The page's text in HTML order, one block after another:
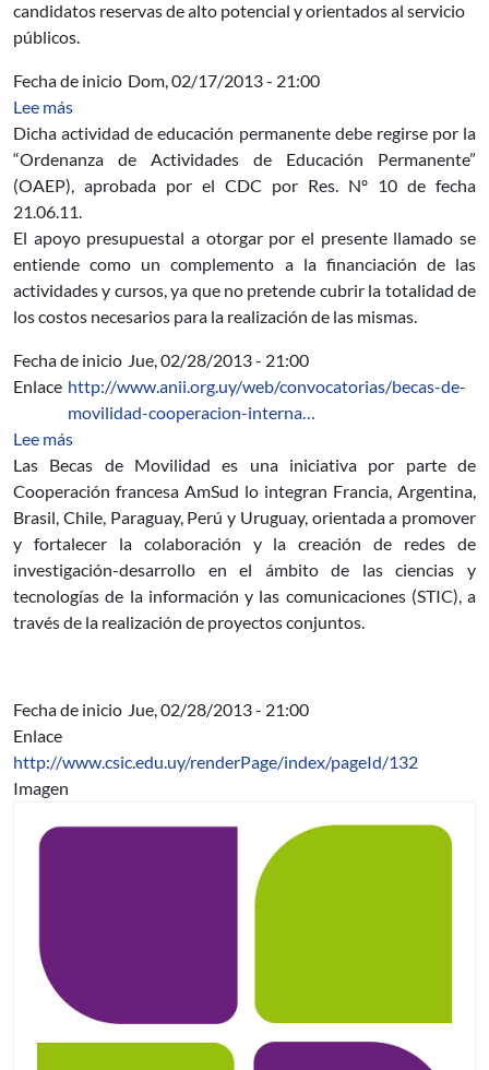
candidatos reservas de alto potencial y orientados al servicio
públicos.
Fecha de inicio Dom, 02/17/2013 - 21:00
Lee mássobre Actividades y cursos preferenciales de
Dicha actividad de educación permanente debe regirse por la
“Ordenanza de Actividades de Educación Permanente”
(OAEP), aprobada por el CDC por Res. Nº 10 de fecha
21.06.11.
El apoyo presupuestal a otorgar por el presente llamado se
entiende como un complemento a la financiación de las
actividades y cursos, ya que no pretende cubrir la totalidad de
los costos necesarios para la realización de las mismas.
Fecha de inicio Jue, 02/28/2013 - 21:00
Enlace http://www.anii.org.uy/web/convocatorias/becas-de-
movilidad-cooperacion-interna…
Lee mássobre Becas de Movilidad Cooperación Internacional -
Las Becas de Movilidad es una iniciativa por parte de
Cooperación francesa AmSud lo integran Francia, Argentina,
Brasil, Chile, Paraguay, Perú y Uruguay, orientada a promover
y fortalecer la colaboración y la creación de redes de
investigación-desarrollo en el ámbito de las ciencias y
tecnologías de la información y las comunicaciones (STIC), a
través de la realización de proyectos conjuntos.
Fecha de inicio Jue, 02/28/2013 - 21:00
Enlace
http://www.csic.edu.uy/renderPage/index/pageId/132
Imagen